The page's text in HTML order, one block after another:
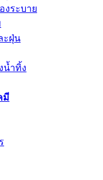
งระบาย
ะฝุ่น
น้ำทิ้ง
มี